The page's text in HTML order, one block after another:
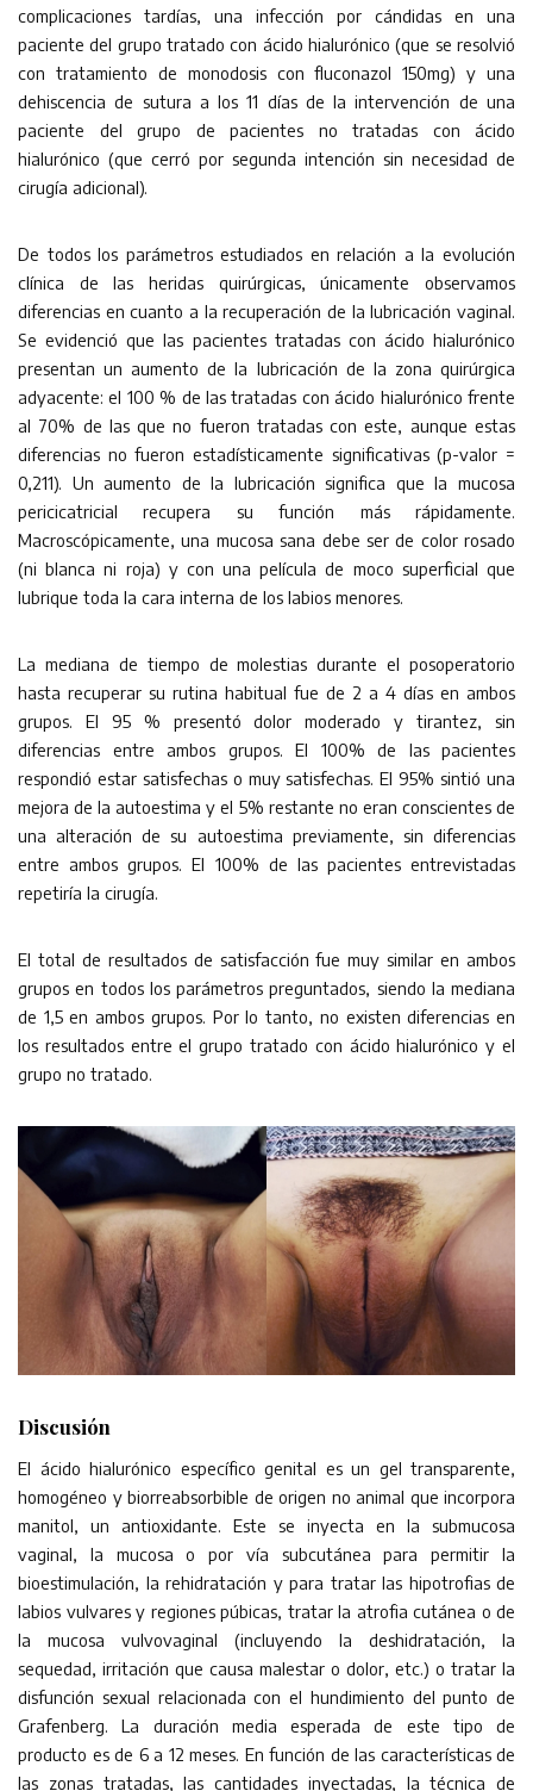
complicaciones tardías, una infección por cándidas en una
paciente del grupo tratado con ácido hialurónico (que se resolvió
con tratamiento de monodosis con fluconazol 150mg) y una
dehiscencia de sutura a los 11 días de la intervención de una
paciente del grupo de pacientes no tratadas con ácido
hialurónico (que cerró por segunda intención sin necesidad de
cirugía adicional).
De todos los parámetros estudiados en relación a la evolución
clínica de las heridas quirúrgicas, únicamente observamos
diferencias en cuanto a la recuperación de la lubricación vaginal.
Se evidenció que las pacientes tratadas con ácido hialurónico
presentan un aumento de la lubricación de la zona quirúrgica
adyacente: el 100 % de las tratadas con ácido hialurónico frente
al 70% de las que no fueron tratadas con este, aunque estas
diferencias no fueron estadísticamente significativas (p-valor =
0,211). Un aumento de la lubricación significa que la mucosa
pericicatricial recupera su función más rápidamente.
Macroscópicamente, una mucosa sana debe ser de color rosado
(ni blanca ni roja) y con una película de moco superficial que
lubrique toda la cara interna de los labios menores.
La mediana de tiempo de molestias durante el posoperatorio
hasta recuperar su rutina habitual fue de 2 a 4 días en ambos
grupos. El 95 % presentó dolor moderado y tirantez, sin
diferencias entre ambos grupos. El 100% de las pacientes
respondió estar satisfechas o muy satisfechas. El 95% sintió una
mejora de la autoestima y el 5% restante no eran conscientes de
una alteración de su autoestima previamente, sin diferencias
entre ambos grupos. El 100% de las pacientes entrevistadas
repetiría la cirugía.
El total de resultados de satisfacción fue muy similar en ambos
grupos en todos los parámetros preguntados, siendo la mediana
de 1,5 en ambos grupos. Por lo tanto, no existen diferencias en
los resultados entre el grupo tratado con ácido hialurónico y el
grupo no tratado.
Discusión
El ácido hialurónico específico genital es un gel transparente,
homogéneo y biorreabsorbible de origen no animal que incorpora
manitol, un antioxidante. Este se inyecta en la submucosa
vaginal, la mucosa o por vía subcutánea para permitir la
bioestimulación, la rehidratación y para tratar las hipotrofias de
labios vulvares y regiones púbicas, tratar la atrofia cutánea o de
la mucosa vulvovaginal (incluyendo la deshidratación, la
sequedad, irritación que causa malestar o dolor, etc.) o tratar la
disfunción sexual relacionada con el hundimiento del punto de
Grafenberg. La duración media esperada de este tipo de
producto es de 6 a 12 meses. En función de las características de
las zonas tratadas, las cantidades inyectadas, la técnica de